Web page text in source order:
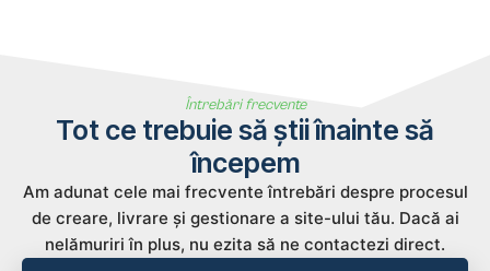
Întrebări frecvente
Tot ce trebuie să știi înainte să
începem
Am adunat cele mai frecvente întrebări despre procesul
de creare, livrare și gestionare a site-ului tău. Dacă ai
nelămuriri în plus, nu ezita să ne contactezi direct.